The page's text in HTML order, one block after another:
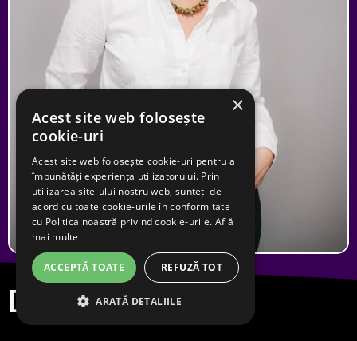
Despre mine
×
Acest site web folosește
cookie-uri
Acest site web folosește cookie-uri pentru a
îmbunătăți experiența utilizatorului. Prin
utilizarea site-ului nostru web, sunteți de
acord cu toate cookie-urile în conformitate
cu Politica noastră privind cookie-urile. Află
mai multe
ACCEPTĂ TOATE REFUZĂ TOT
ARATĂ DETALIILE